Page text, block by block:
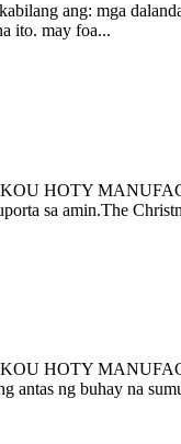
ang: mga
ito. may foa...
HOTY
sa amin.The
HOTY
antas ng buhay na